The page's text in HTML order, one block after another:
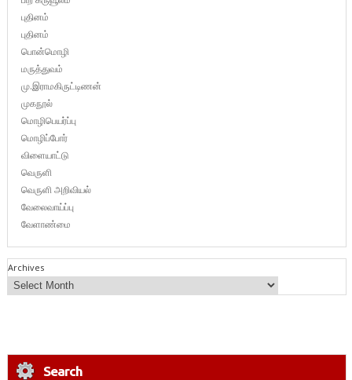
புதினம்
புதினம்
பொன்மொழி
மருத்துவம்
மு.இராமகிருட்டிணன்
முகநூல்
மொழிபெயர்ப்பு
மொழிப்போர்
விளையாட்டு
வெருளி
வெருளி அறிவியல்
வேலைவாய்ப்பு
வேளாண்மை
Archives
Search